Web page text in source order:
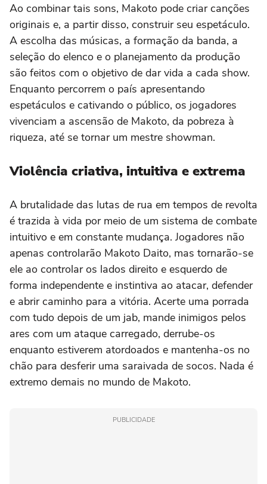
Ao combinar tais sons, Makoto pode criar canções
originais e, a partir disso, construir seu espetáculo.
A escolha das músicas, a formação da banda, a
seleção do elenco e o planejamento da produção
são feitos com o objetivo de dar vida a cada show.
Enquanto percorrem o país apresentando
espetáculos e cativando o público, os jogadores
vivenciam a ascensão de Makoto, da pobreza à
riqueza, até se tornar um mestre showman.
Violência criativa, intuitiva e extrema
A brutalidade das lutas de rua em tempos de revolta
é trazida à vida por meio de um sistema de combate
intuitivo e em constante mudança. Jogadores não
apenas controlarão Makoto Daito, mas tornarão-se
ele ao controlar os lados direito e esquerdo de
forma independente e instintiva ao atacar, defender
e abrir caminho para a vitória. Acerte uma porrada
com tudo depois de um jab, mande inimigos pelos
ares com um ataque carregado, derrube-os
enquanto estiverem atordoados e mantenha-os no
chão para desferir uma saraivada de socos. Nada é
extremo demais no mundo de Makoto.
PUBLICIDADE